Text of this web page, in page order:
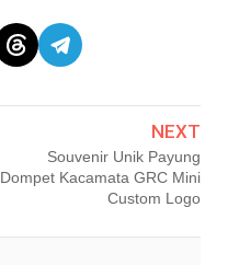
NEXT
Souvenir Unik Payung
Dompet Kacamata GRC Mini
Custom Logo